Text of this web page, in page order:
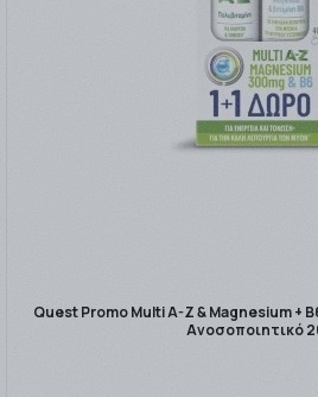
Quest Promo Multi A-Z & Magnesium +
Ανοσοποιητικό